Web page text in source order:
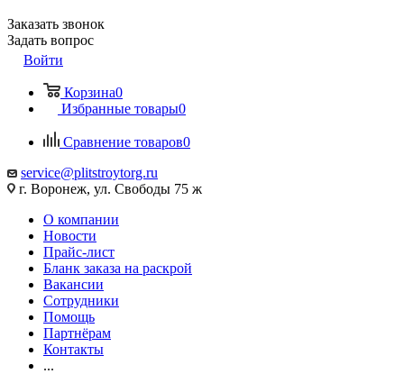
Заказать звонок
Задать вопрос
Войти
Корзина0
Избранные товары0
Сравнение товаров0
service@plitstroytorg.ru
г. Воронеж, ул. Свободы 75 ж
О компании
Новости
Прайс-лист
Бланк заказа на раскрой
Вакансии
Сотрудники
Помощь
Партнёрам
Контакты
...